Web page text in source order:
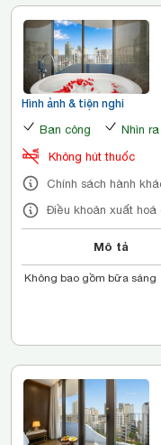
Hình ảnh & tiện nghi
Ban công Nhìn
Không hút thuốc
Chính sách hành
Điều khoản xuất hoá
Mô tả
Không bao gồm bữa sáng